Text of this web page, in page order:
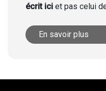
écrit ici et pas celui
En savoir plus